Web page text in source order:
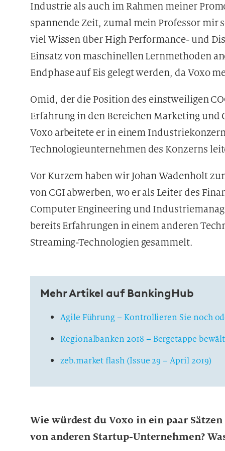
Industrie als auch im Rahmen meiner
spannende Zeit, zumal mein Professor
viel Wissen über High Performance- und
Einsatz von maschinellen Lernmethoden
Endphase auf Eis gelegt werden, da Voxo
Omid, der die Position des einstweiligen
Erfahrung in den Bereichen Marketing
Voxo arbeitete er in einem
Technologieunternehmen des Konzerns
Vor Kurzem haben wir Johan Wadenholt
von CGI abwerben, wo er als Leiter des
Computer Engineering und
bereits Erfahrungen in einem anderen
Streaming-Technologien gesammelt.
Mehr Artikel auf BankingHub
Agile Führung – Kontrollieren Sie noch
Regionalbanken 2018 – Bergetappe
zeb.market flash (Issue 29 – April 2019)
Wie würdest du Voxo in ein paar
von anderen Startup-Unternehmen?